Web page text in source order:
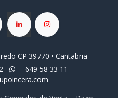
CP 39770 • Cantabria
649 58 33 11